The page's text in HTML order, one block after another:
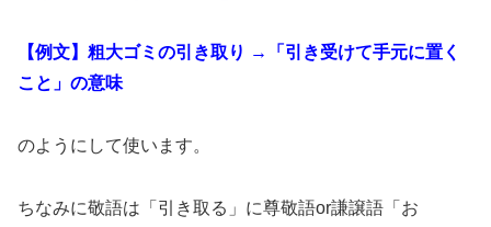
【例文】粗大ゴミの引き取り →「引き受けて手元に置く
こと」の意味
のようにして使います。
ちなみに敬語は「引き取る」に尊敬語or謙譲語「お